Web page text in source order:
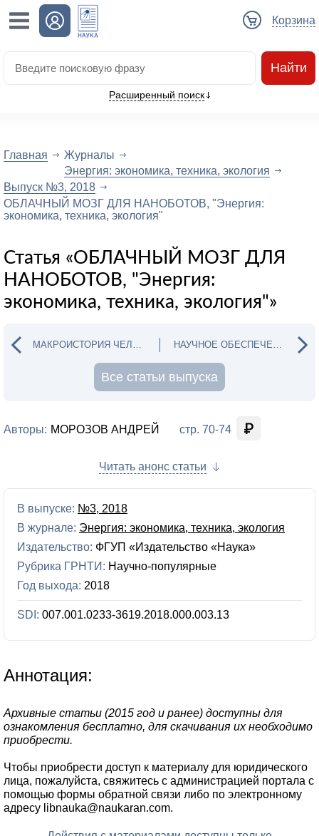
Корзина
Расширенный поиск
Найти
Главная
Журналы
Энергия: экономика, техника, экология
Выпуск №3, 2018
ОБЛАЧНЫЙ МОЗГ ДЛЯ НАНОБОТОВ, "Энергия:
экономика, техника, экология"
Статья «ОБЛАЧНЫЙ МОЗГ ДЛЯ
НАНОБОТОВ, "Энергия:
экономика, техника, экология"»
МАКРОИСТОРИЯ ЧЕЛОВЕЧЕСКИХ ЦЕННОСТЕЙ ЧЕРЕЗ ПРИ НАУЧНОЕ ОБЕСПЕЧЕНИЕ СОВМЕСТИМОСТИ СОВРЕМЕННОЙ
Все статьи выпуска
Авторы: МОРОЗОВ АНДРЕЙ стр. 70-74
Читать анонс статьи
В выпуске: №3, 2018
В журнале: Энергия: экономика, техника, экология
Издательство: ФГУП «Издательство «Наука»
Рубрика ГРНТИ: Научно-популярные
Год выхода: 2018
SDI: 007.001.0233-3619.2018.000.003.13
Аннотация:
Архивные статьи (2015 год и ранее) доступны для
ознакомления бесплатно, для скачивания их необходимо
приобрести.
Чтобы приобрести доступ к материалу для юридического
лица, пожалуйста, свяжитесь с администрацией портала с
помощью формы обратной связи либо по электронному
адресу libnauka@naukaran.com.